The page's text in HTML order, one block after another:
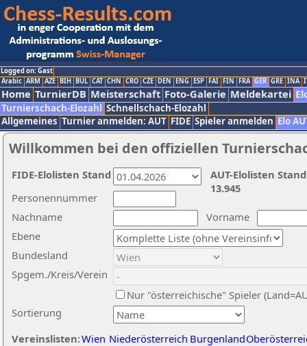
Logged on: Gast
Arabic ARM AZE BIH BUL CAT CHN CRO CZE DEN ENG ESP FAI FIN FRA GER GRE INA
Home TurnierDB Meisterschaft Foto-Galerie Meldekartei
Turnierschach-Elozahl Schnellschach-Elozahl
Allgemeines Turnier anmelden: AUT FIDE Spieler anmelden Elo
Willkommen bei den offiziellen
Nachname
Vorname
Ebene
Sortierung
Personennummer
Bundesland
Spgem./Kreis/Verein
Nur "österreichische" Spieler
Vereinslisten:Wien Niederösterreich Burgenland
AUT-Elolisten
13.945
FIDE-Elolisten Stand